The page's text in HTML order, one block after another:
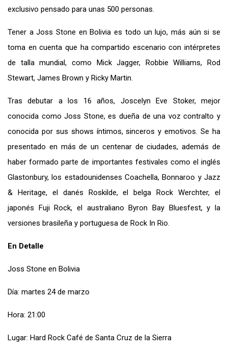
exclusivo pensado para unas 500 personas.
Tener a Joss Stone en Bolivia es todo un lujo, más aún si se
toma en cuenta que ha compartido escenario con intérpretes
de talla mundial, como Mick Jagger, Robbie Williams, Rod
Stewart, James Brown y Ricky Martin.
Tras debutar a los 16 años, Joscelyn Eve Stoker, mejor
conocida como Joss Stone, es dueña de una voz contralto y
conocida por sus shows íntimos, sinceros y emotivos. Se ha
presentado en más de un centenar de ciudades, además de
haber formado parte de importantes festivales como el inglés
Glastonbury, los estadounidenses Coachella, Bonnaroo y Jazz
& Heritage, el danés Roskilde, el belga Rock Werchter, el
japonés Fuji Rock, el australiano Byron Bay Bluesfest, y la
versiones brasileña y portuguesa de Rock In Rio.
En Detalle
Joss Stone en Bolivia
Día: martes 24 de marzo
Hora: 21:00
Lugar: Hard Rock Café de Santa Cruz de la Sierra